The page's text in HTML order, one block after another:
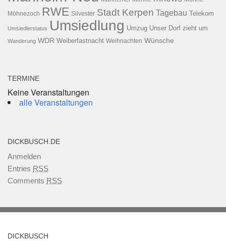
Möhnezoch RWE Silvester Stadt Kerpen Tagebau Telekom
Umsiedlerstatus Umsiedlung Umzug Unser Dorf zieht um
Wanderung WDR Weiberfastnacht Weihnachten Wünsche
TERMINE
Keine Veranstaltungen
alle Veranstaltungen
DICKBUSCH.DE
Anmelden
Entries RSS
Comments RSS
DICKBUSCH